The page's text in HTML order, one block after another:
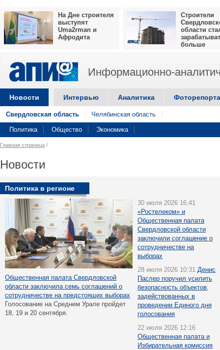
На Дне строителя
выступят
Uma2rman и
Афродита
Строители
области
больше
Информационно-
Новости Интервью Аналитика
Свердловская область Челябинская область
Политика Общество Экономика
Главная страница /
Новости
Политика в регионе
Общественная палата Свердловской
области заключила семь соглашений о
сотрудничестве на предстоящих выборах
Голосование на Среднем Урале пройдет
18, 19 и 20 сентября.
30 июля 2026 16:41
«Ростелеком» и
Общественная палата
Свердловской области
заключили соглашение о
сотрудничестве на
выборах
28 июля 2026 10:31 Денис
Паслер поручил усилить
безопасность объектов,
задействованных в
проведении Единого дня
голосования
22 июля 2026 12:16
Общественная палата и
Избирательная комиссия